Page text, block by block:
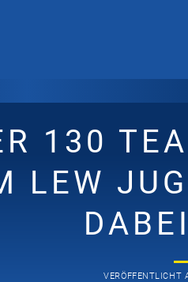
130
LEW
VERÖFFENTLICHT